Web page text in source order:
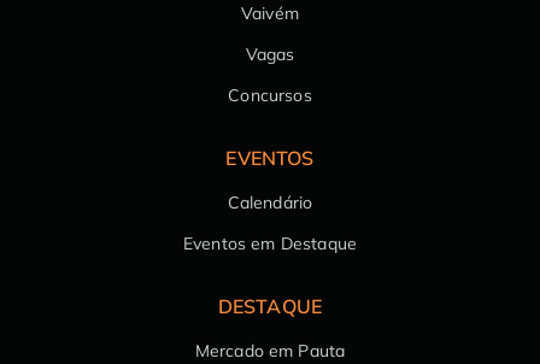
Vaivém
Vagas
Concursos
EVENTOS
Calendário
Eventos em Destaque
DESTAQUE
Mercado em Pauta